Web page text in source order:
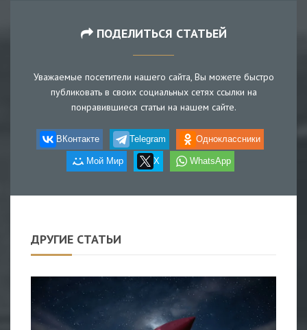
ПОДЕЛИТЬСЯ СТАТЬЕЙ
Уважаемые посетители нашего сайта, Вы можете быстро
публиковать в своих социальных сетях ссылки на
понравившиеся статьи на нашем сайте.
ВКонтакте Telegram Одноклассники
Мой Мир X WhatsApp
ДРУГИЕ СТАТЬИ